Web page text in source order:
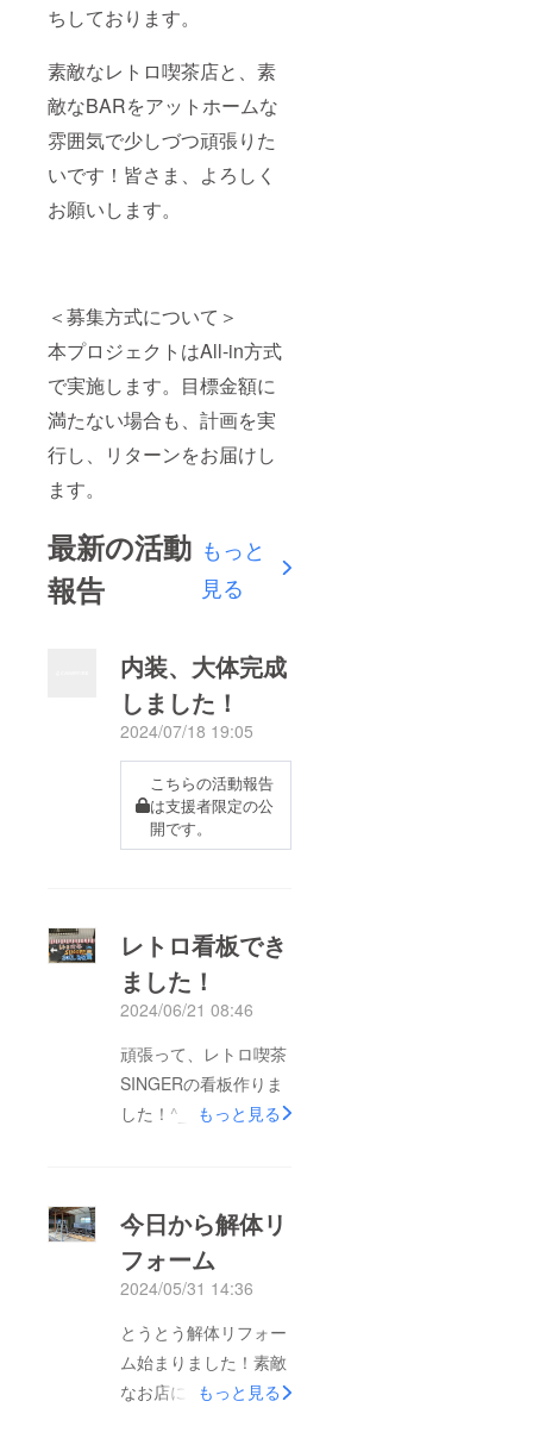
ちしております。
素敵なレトロ喫茶店と、素
敵なBARをアットホームな
雰囲気で少しづつ頑張りた
いです！皆さま、よろしく
お願いします。
＜募集方式について＞
本プロジェクトはAll-in方式
で実施します。目標金額に
満たない場合も、計画を実
行し、リターンをお届けし
ます。
最新の活動
報告
もっと
見る
内装、大体完成
しました！
2024/07/18 19:05
こちらの活動報告
は支援者限定の公
開です。
レトロ看板でき
ました！
2024/06/21 08:46
頑張って、レトロ喫茶
SINGERの看板作りま
した！^_^
もっと見る
今日から解体リ
フォーム
2024/05/31 14:36
とうとう解体リフォー
ム始まりました！素敵
なお店になりますよう
もっと見る